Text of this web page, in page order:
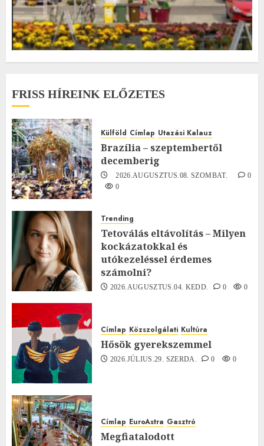
FRISS HÍREINK ELŐZETES
Külföld Címlap Utazási Kalauz
Brazília – szeptembertől
decemberig
2026.AUGUSZTUS.08. SZOMBAT.
0
0
Trending
Tetoválás eltávolítás – Milyen
kockázatokkal és
utókezeléssel érdemes
számolni?
2026.AUGUSZTUS.04. KEDD. 0 0
Címlap Közszolgálati Kultúra
Hősök gyerekszemmel
2026.JÚLIUS.29. SZERDA. 0 0
Címlap EuroAstra Gasztró
Megfiatalodott